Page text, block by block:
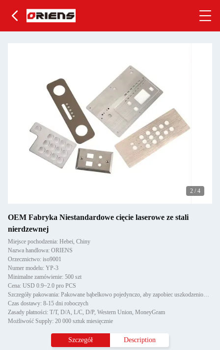
2 / 4
OEM Fabryka Niestandardowe cięcie laserowe ze stali
nierdzewnej
Miejsce pochodzenia: Hebei, Chiny
Nazwa handlowa: ORIENS
Orzecznictwo: iso9001
Numer modelu: YP-3
Minimalne zamówienie: 500 szt
Cena: USD 0.9~2.0 pro PCS
Szczegóły pakowania: Pakowane bąbelkowo pojedynczo, aby zapobiec uszkodzeniom i zadrapaniom podczas transportu, następnie
Czas dostawy: 8-15 dni roboczych
Zasady płatności: T/T, D/A, L/C, D/P, Western Union, MoneyGram
Możliwość Supply: 20 000 sztuk miesięcznie
Szczegół Description